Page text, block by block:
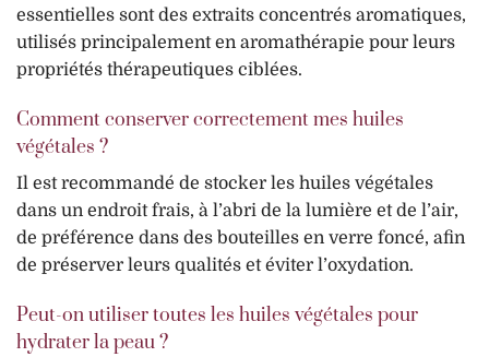
essentielles sont des extraits concentrés aromatiques,
utilisés principalement en aromathérapie pour leurs
propriétés thérapeutiques ciblées.
Comment conserver correctement mes huiles
végétales ?
Il est recommandé de stocker les huiles végétales
dans un endroit frais, à l’abri de la lumière et de l’air,
de préférence dans des bouteilles en verre foncé, afin
de préserver leurs qualités et éviter l’oxydation.
Peut-on utiliser toutes les huiles végétales pour
hydrater la peau ?